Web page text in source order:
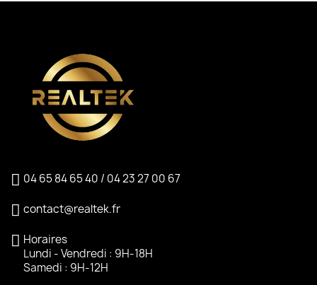
04 65 84 65 40 / 04 23 27 00 67
contact@realtek.fr
Horaires
Lundi - Vendredi : 9H-18H
Samedi : 9H-12H